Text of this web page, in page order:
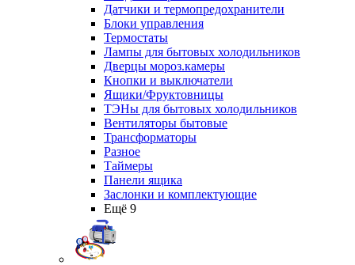
Датчики и термопредохранители
Блоки управления
Термостаты
Лампы для бытовых холодильников
Дверцы мороз.камеры
Кнопки и выключатели
Ящики/Фруктовницы
ТЭНы для бытовых холодильников
Вентиляторы бытовые
Трансформаторы
Разное
Таймеры
Панели ящика
Заслонки и комплектующие
Ещё 9